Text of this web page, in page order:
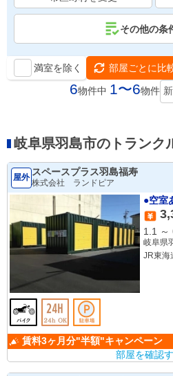
その他の条
満室を除く 部屋ごとに比
6物件中 1〜6物件
岐阜県羽島市のトランク
屋外 スペースプラス羽島福寿
株式会社 ランドピア
●空室
1.1
～
岐阜県
JR東
賃料3ヶ月分"半額"キャンペーン
部屋を確認